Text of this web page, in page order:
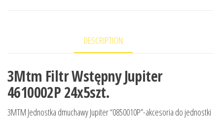
DESCRIPTION
3Mtm Filtr Wstępny Jupiter
4610002P 24x5szt.
3MTM Jednostka dmuchawy Jupiter “0850010P”-akcesoria do jednostki